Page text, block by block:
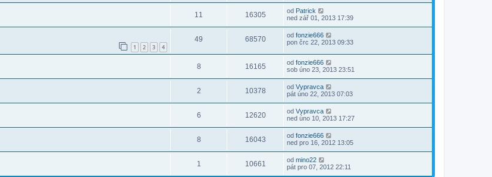
11 16305 od Patrick
ned zář 01, 2013 17:39
1 2 3 4
49 68570 od fonzie666
pon črc 22, 2013 09:33
8 16165 od fonzie666
sob úno 23, 2013 23:51
2 10378 od Vypravca
pát úno 22, 2013 07:03
6 12620 od Vypravca
ned úno 10, 2013 17:27
8 16043 od fonzie666
ned pro 16, 2012 13:05
1 10661 od mino22
pát pro 07, 2012 22:11